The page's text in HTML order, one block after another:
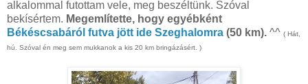
alkalommal futottam vele, meg beszéltünk. Szóval
bekísértem. Megemlítette, hogy egyébként
Békéscsabáról futva jött ide Szeghalomra (50 km). ^^ ( Hát,
hú. Szóval én meg sem mukkanok a kis 20 km bringázásért. )